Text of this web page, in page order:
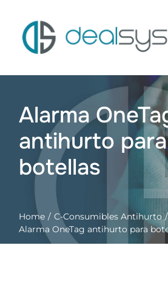
contenido
Quienes somos
Productos
Contacto
Alarma
antihurto para
botellas
Home C-Consumibles Antihurto
Alarma OneTag antihurto para